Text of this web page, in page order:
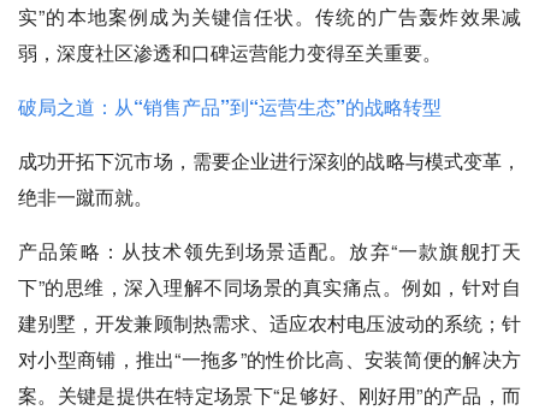
实”的本地案例成为关键信任状。传统的广告轰炸效果减
弱，深度社区渗透和口碑运营能力变得至关重要。
破局之道：从“销售产品”到“运营生态”的战略转型
成功开拓下沉市场，需要企业进行深刻的战略与模式变革，
绝非一蹴而就。
产品策略：从技术领先到场景适配。放弃“一款旗舰打天
下”的思维，深入理解不同场景的真实痛点。例如，针对自
建别墅，开发兼顾制热需求、适应农村电压波动的系统；针
对小型商铺，推出“一拖多”的性价比高、安装简便的解决方
案。关键是提供在特定场景下“足够好、刚好用”的产品，而